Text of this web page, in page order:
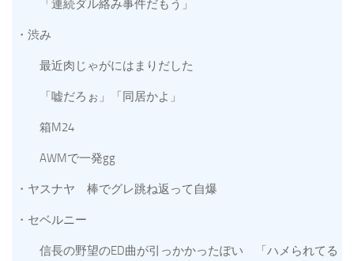
「連続ダル絡み事件だもう」
・渋み
最近肉じゃがにはまりだした
「嘘だろぉ」「同居かよ」
箱M24
AWMで一発gg
・ヤスナヤ 棒でグレ跳ね返って自爆
・セベルニー
信長の野望のED曲が引っかかったぽい 「ハメられてる